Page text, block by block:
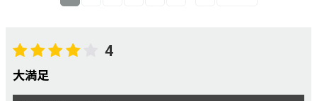
画像:
4
大満足